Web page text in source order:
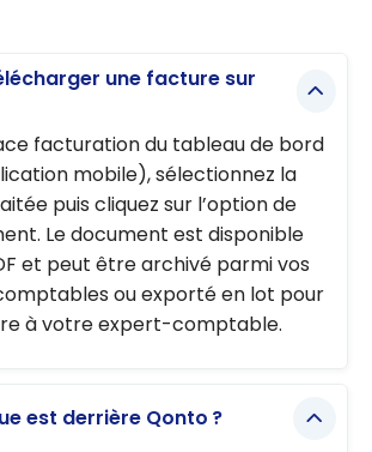
une facture sur
facturation du tableau de bord
mobile), sélectionnez la
puis cliquez sur l’option de
Le document est disponible
et peut être archivé parmi vos
ou exporté en lot pour
à votre expert-comptable.
est derrière Qonto ?